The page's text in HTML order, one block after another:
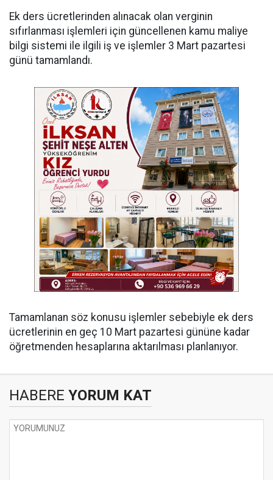
Ek ders ücretlerinden alınacak olan verginin
sıfırlanması işlemleri için güncellenen kamu maliye
bilgi sistemi ile ilgili iş ve işlemler 3 Mart pazartesi
günü tamamlandı.
Tamamlanan söz konusu işlemler sebebiyle ek ders
ücretlerinin en geç 10 Mart pazartesi gününe kadar
öğretmenden hesaplarına aktarılması planlanıyor.
HABERE YORUM KAT